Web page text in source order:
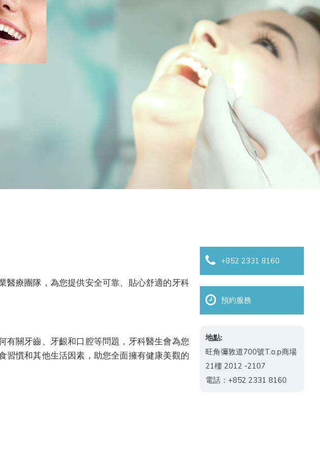
醫療團隊，為您提供安全可靠、貼心舒適的牙科
有關牙齒、牙齦和口腔等問題，牙科醫生會為您
習慣和其他生活因素，助您全面擁有健康美觀的
+852 2331 8160
預約服務
地點:
旺角彌敦道700號T.o.p商場
21樓 2012 -2107
電話：+852 2331 8160